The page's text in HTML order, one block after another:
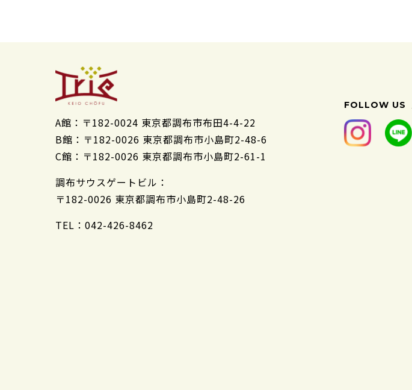
A館： 〒182-0024 東京都調布市布田4-4-22
B館： 〒182-0026 東京都調布市小島町2-48-6
C館： 〒182-0026 東京都調布市小島町2-61-1
調布サウスゲートビル：
〒182-0026 東京都調布市小島町2-48-26
TEL：042-426-8462
FOLLOW US